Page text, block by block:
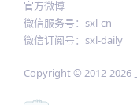
官方微博
微信服务号：sxl-cn
微信订阅号：sxl-daily
Copyright © 2012-2026